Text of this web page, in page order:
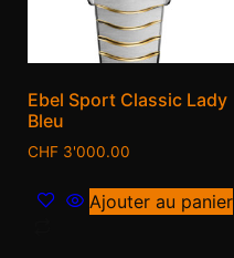
Ebel Sport Classic Lady
Bleu
CHF 3'000.00
Ajouter au panier